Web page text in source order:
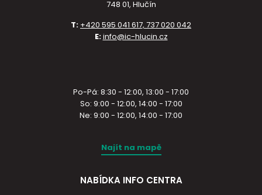
748 01, Hlučín
T: +420 595 041 617, 737 020 042
E:info@ic-hlucin.cz
Po-Pá: 8:30 - 12:00, 13:00 - 17:00
So: 9:00 - 12:00, 14:00 - 17:00
Ne: 9:00 - 12:00, 14:00 - 17:00
Najít na mapě
NABÍDKA INFO CENTRA